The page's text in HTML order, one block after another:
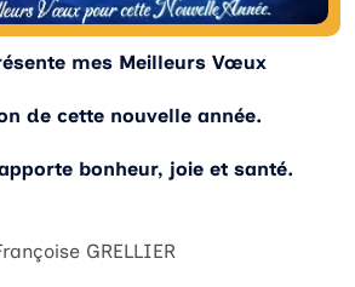
mes Meilleurs Vœux
de cette nouvelle année.
bonheur, joie et santé.
GRELLIER